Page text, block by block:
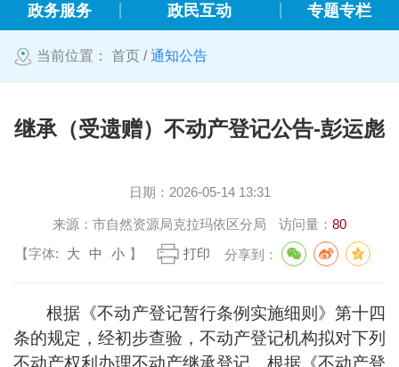
政务服务
政民互动 专题专栏
当前位置： 首页 /通知公告
继承（受遗赠）不动产登记公告-彭运彪
日期： 2026-05-14 13:31
来源： 市自然资源局克拉玛依区分局 访问量： 80
【字体:
大 中 小 】 打印 分享到：
根据《不动产登记暂行条例实施细则》第十四
条的规定，经初步查验，不动产登记机构拟对下列
不动产权利办理不动产继承登记。根据《不动产登